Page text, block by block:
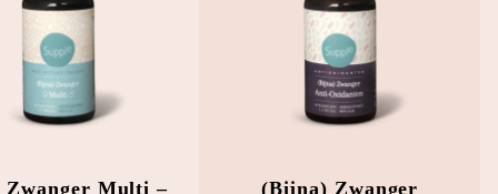
Zwanger Multi –
(Bijna) Zwanger